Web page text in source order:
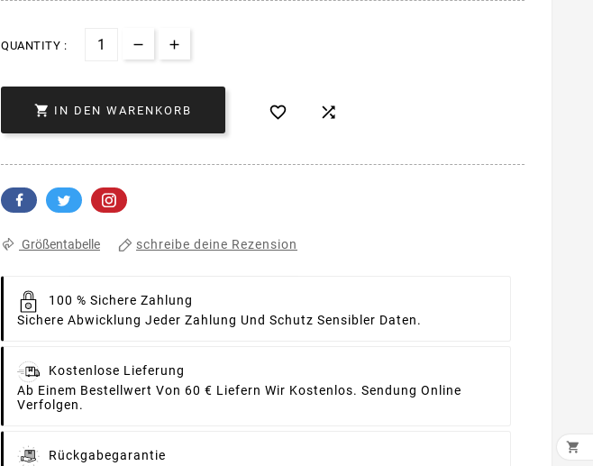
QUANTITY :
 IN DEN WARENKORB  
Größentabelle schreibe deine Rezension
100 % Sichere Zahlung
Sichere Abwicklung Jeder Zahlung Und Schutz Sensibler Daten.
Kostenlose Lieferung
Ab Einem Bestellwert Von 60 € Liefern Wir Kostenlos. Sendung Online
Verfolgen.
Rückgabegarantie
